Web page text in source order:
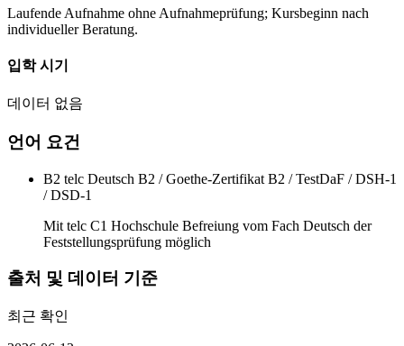
Laufende Aufnahme ohne Aufnahmeprüfung; Kursbeginn nach
individueller Beratung.
입학 시기
데이터 없음
언어 요건
B2 telc Deutsch B2 / Goethe-Zertifikat B2 / TestDaF / DSH-1
/ DSD-1
Mit telc C1 Hochschule Befreiung vom Fach Deutsch der
Feststellungsprüfung möglich
출처 및 데이터 기준
최근 확인